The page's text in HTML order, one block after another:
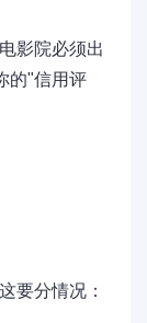
影院必须出
的"信用评
要分情况：